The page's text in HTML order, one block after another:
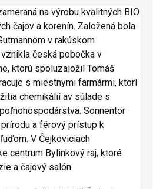
na výrobu kvalitných BIO
čajov a korenín. Založená bola
v rakúskom
česká pobočka v
ktorú spoluzaložil Tomáš
s miestnymi farmármi, ktorí
chemikálií av súlade s
Sonnentor
a férový prístup k
V Čejkoviciach
centrum Bylinkový raj, ktoré
a čajový salón.